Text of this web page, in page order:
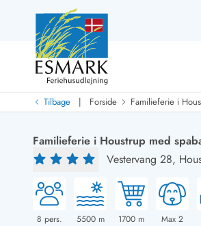
Last Minute
Last minute
Nyheder
Nyheder hos Esmark Med swimmingpool
Nyrenoverede sommerhuse
Sommerhuse med slutrengøring inklusive
Sommerhuse tæt ved vandet
Tilbage | Forside Familieferie i
Familieferie i Houstrup med
Vestervang 28,
8 pers. 5500m 1700 m Max 2